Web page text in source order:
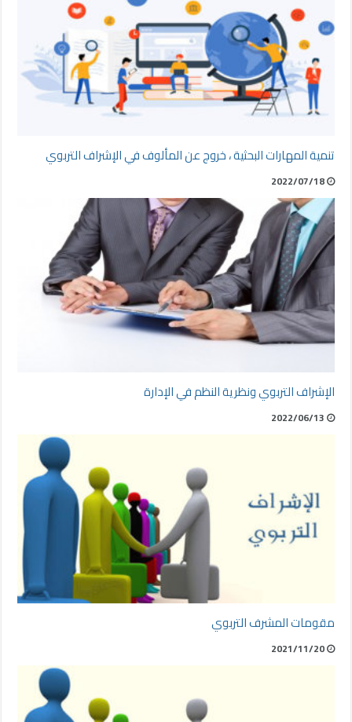
تنمية المهارات البحثية ، خروج عن المألوف في الإشراف التربوي
2022/07/18
الإشراف التربوي ونظرية النظم في الإدارة
2022/06/13
مقومات المشرف التربوي
2021/11/20